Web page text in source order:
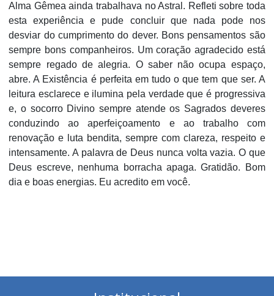
Alma Gêmea ainda trabalhava no Astral. Refleti sobre toda
esta experiência e pude concluir que nada pode nos
desviar do cumprimento do dever. Bons pensamentos são
sempre bons companheiros. Um coração agradecido está
sempre regado de alegria. O saber não ocupa espaço,
abre. A Existência é perfeita em tudo o que tem que ser. A
leitura esclarece e ilumina pela verdade que é progressiva
e, o socorro Divino sempre atende os Sagrados deveres
conduzindo ao aperfeiçoamento e ao trabalho com
renovação e luta bendita, sempre com clareza, respeito e
intensamente. A palavra de Deus nunca volta vazia. O que
Deus escreve, nenhuma borracha apaga. Gratidão. Bom
dia e boas energias. Eu acredito em você.